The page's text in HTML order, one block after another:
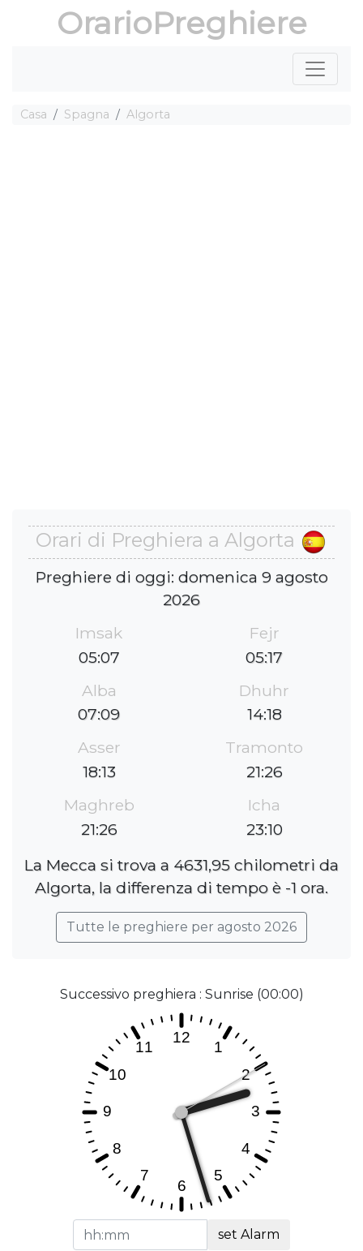
OrarioPreghiere
Casa Spagna Algorta
Orari di Preghiera a Algorta
Preghiere di oggi: domenica 9 agosto
2026
Imsak
05:07
Fejr
05:17
Alba
07:09
Dhuhr
14:18
Asser
18:13
Tramonto
21:26
Maghreb
21:26
Icha
23:10
La Mecca si trova a 4631,95 chilometri da
Algorta, la differenza di tempo è -1 ora.
Tutte le preghiere per agosto 2026
Successivo preghiera : Sunrise (00:00)
set Alarm